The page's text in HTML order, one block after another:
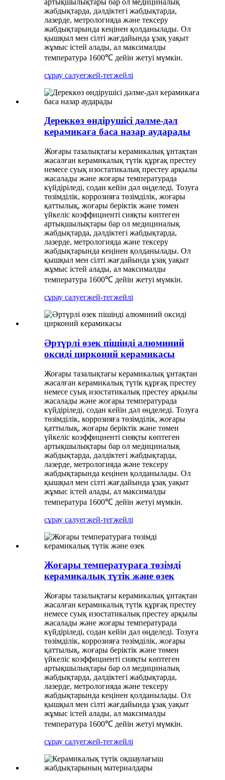
жабдықтарда, дәлдіктегі жабдықтарда,
лазерде, метрологияда және тексеру
жабдықтарында кеңінен қолданылады. Ол
қышқыл мен сілті жағдайында ұзақ уақыт
жұмыс істей алады, ал максималды
температура 1600℃ дейін жетуі мүмкін.
сұрау салуегжей-тегжейлі
Дереккөз өндірушісі дәлме-дәл
керамикаға баса назар аударады
Жоғары тазалықтағы керамикалық ұнтақтан
жасалған керамикалық түтік құрғақ престеу
немесе суық изостатикалық престеу арқылы
жасалады және жоғары температурада
күйдіріледі, содан кейін дәл өңделеді. Тозуға
төзімділік, коррозияға төзімділік, жоғары
қаттылық, жоғары беріктік және төмен
үйкеліс коэффициенті сияқты көптеген
артықшылықтары бар ол медициналық
жабдықтарда, дәлдіктегі жабдықтарда,
лазерде, метрологияда және тексеру
жабдықтарында кеңінен қолданылады. Ол
қышқыл мен сілті жағдайында ұзақ уақыт
жұмыс істей алады, ал максималды
температура 1600℃ дейін жетуі мүмкін.
сұрау салуегжей-тегжейлі
Әртүрлі өзек пішінді алюминий
оксиді цирконий керамикасы
Жоғары тазалықтағы керамикалық ұнтақтан
жасалған керамикалық түтік құрғақ престеу
немесе суық изостатикалық престеу арқылы
жасалады және жоғары температурада
күйдіріледі, содан кейін дәл өңделеді. Тозуға
төзімділік, коррозияға төзімділік, жоғары
қаттылық, жоғары беріктік және төмен
үйкеліс коэффициенті сияқты көптеген
артықшылықтары бар ол медициналық
жабдықтарда, дәлдіктегі жабдықтарда,
лазерде, метрологияда және тексеру
жабдықтарында кеңінен қолданылады. Ол
қышқыл мен сілті жағдайында ұзақ уақыт
жұмыс істей алады, ал максималды
температура 1600℃ дейін жетуі мүмкін.
сұрау салуегжей-тегжейлі
Жоғары температураға төзімді
керамикалық түтік және өзек
Жоғары тазалықтағы керамикалық ұнтақтан
жасалған керамикалық түтік құрғақ престеу
немесе суық изостатикалық престеу арқылы
жасалады және жоғары температурада
күйдіріледі, содан кейін дәл өңделеді. Тозуға
төзімділік, коррозияға төзімділік, жоғары
қаттылық, жоғары беріктік және төмен
үйкеліс коэффициенті сияқты көптеген
артықшылықтары бар ол медициналық
жабдықтарда, дәлдіктегі жабдықтарда,
лазерде, метрологияда және тексеру
жабдықтарында кеңінен қолданылады. Ол
қышқыл мен сілті жағдайында ұзақ уақыт
жұмыс істей алады, ал максималды
температура 1600℃ дейін жетуі мүмкін.
сұрау салуегжей-тегжейлі